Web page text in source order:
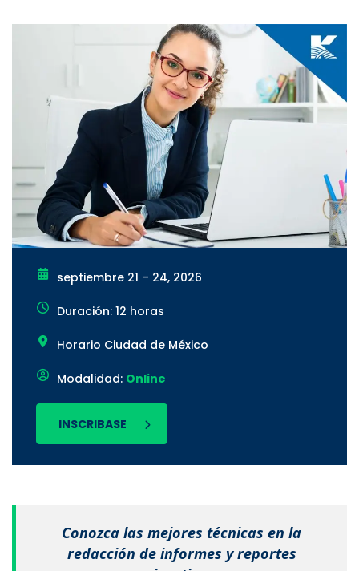
septiembre 21 – 24, 2026
Duración: 12 horas
Horario Ciudad de México
Modalidad: Online
INSCRIBASE
Conozca las mejores técnicas en la
redacción de informes y reportes